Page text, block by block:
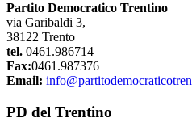
Partito Democratico Trentino
via Garibaldi 3,
38122 Trento
tel. 0461.986714
Fax:0461.987376
Email:
PD del Trentino